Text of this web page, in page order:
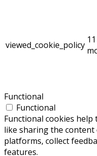
viewed_cookie_policy 11
Functional
Functional
Functional cookies
like sharing the content
platforms, collect
features.